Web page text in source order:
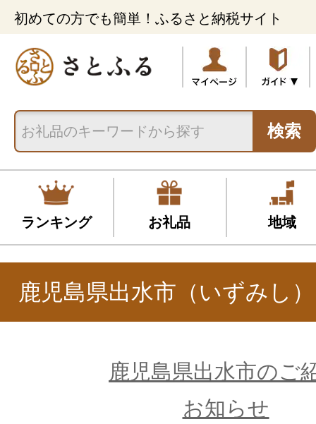
初めての方でも簡単！ふるさと納税サイト
検索
ランキング お礼品 地域
鹿児島県出水市（いずみし）
鹿児島県出水市のご
お知らせ